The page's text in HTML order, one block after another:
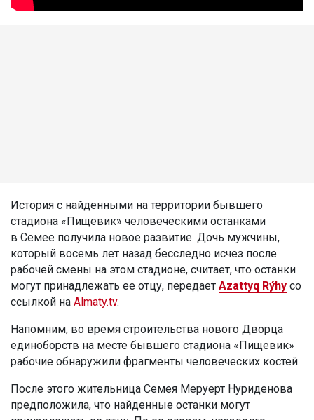
История с найденными на территории бывшего
стадиона «Пищевик» человеческими останками
в Семее получила новое развитие. Дочь мужчины,
который восемь лет назад бесследно исчез после
рабочей смены на этом стадионе, считает, что останки
могут принадлежать ее отцу, передает Azattyq Rýhy со
ссылкой на Almaty.tv.
Напомним, во время строительства нового Дворца
единоборств на месте бывшего стадиона «Пищевик»
рабочие обнаружили фрагменты человеческих костей.
После этого жительница Семея Меруерт Нуриденова
предположила, что найденные останки могут